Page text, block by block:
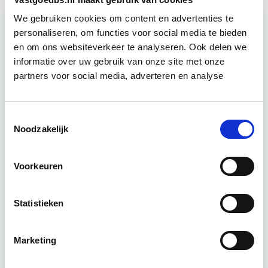
We gebruiken cookies om content en advertenties te
personaliseren, om functies voor social media te bieden
en om ons websiteverkeer te analyseren. Ook delen we
informatie over uw gebruik van onze site met onze
partners voor social media, adverteren en analyse
Noodzakelijk
Voorkeuren
Statistieken
Marketing
Relevant bij dit artikel
Vastgoedmanagement
De opleiding Vastgoedmanagement biedt een
strategisch en tactisch niveau jouw
De…
Utrecht en/of Online
15 Lesdagen lesdag(en)